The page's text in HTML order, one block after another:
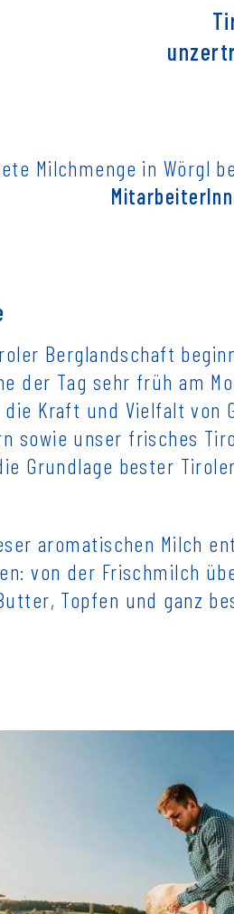
Milchmenge in Wörgl
Berglandschaft
der Tag sehr früh am
Kraft und Vielfalt von
sowie unser frisches
Grundlage bester Tiroler
aromatischen Milch
von der Frischmilch
Topfen und ganz